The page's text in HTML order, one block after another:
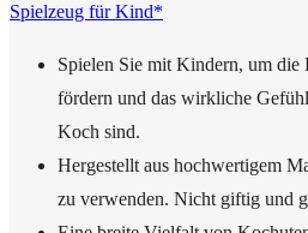
Spielzeug für Kind*
Spielen Sie mit Kindern, um
fördern und das wirkliche
Koch sind.
Hergestellt aus hochwertigem
zu verwenden. Nicht giftig und